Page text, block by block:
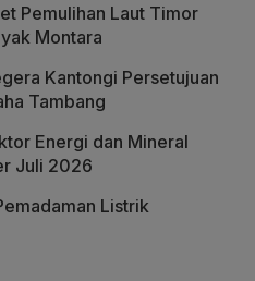
Pemulihan Laut Timor
Montara
Kantongi Persetujuan
Tambang
Energi dan Mineral
Juli 2026
Listrik